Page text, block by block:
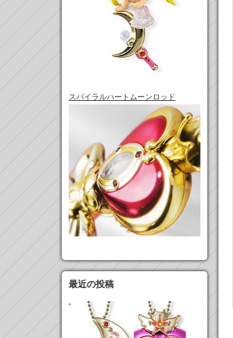
スパイラルハートムーンロッド
最近の投稿